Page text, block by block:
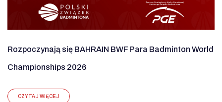
Rozpoczynają się BAHRAIN BWF Para Badminton World
Championships 2026
CZYTAJ WIĘCEJ